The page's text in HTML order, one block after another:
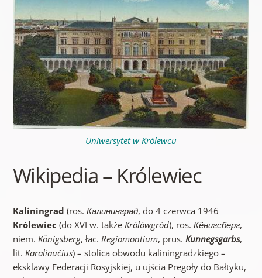
Uniwersytet w Królewcu
Wikipedia – Królewiec
Kaliningrad (ros. Калининград, do 4 czerwca 1946
Królewiec (do XVI w. także Królówgród), ros. Кёнигсберг,
niem. Königsberg, łac. Regiomontium, prus. Kunnegsgarbs,
lit. Karaliaučius) – stolica obwodu kaliningradzkiego –
eksklawy Federacji Rosyjskiej, u ujścia Pregoły do Bałtyku,